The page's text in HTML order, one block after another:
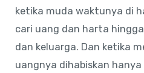
ketika muda waktunya di
cari uang dan harta
dan keluarga. Dan ketika
uangnya dihabiskan